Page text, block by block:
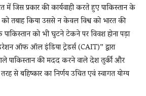
जिस प्रकार की कार्यवाही करते हुए पाकिस्तान के
तबाह किया उससे न केवल विश्व को भारत की
को भी घुटने टेकने पर विवश होना पड़ा
ऑफ ऑल इंडिया ट्रेडर्स (CAIT)” द्वारा
पाकिस्तान की मदद करने वाले देश तुर्की और
से बहिष्कार का निर्णय उचित एवं स्वागत योग्य